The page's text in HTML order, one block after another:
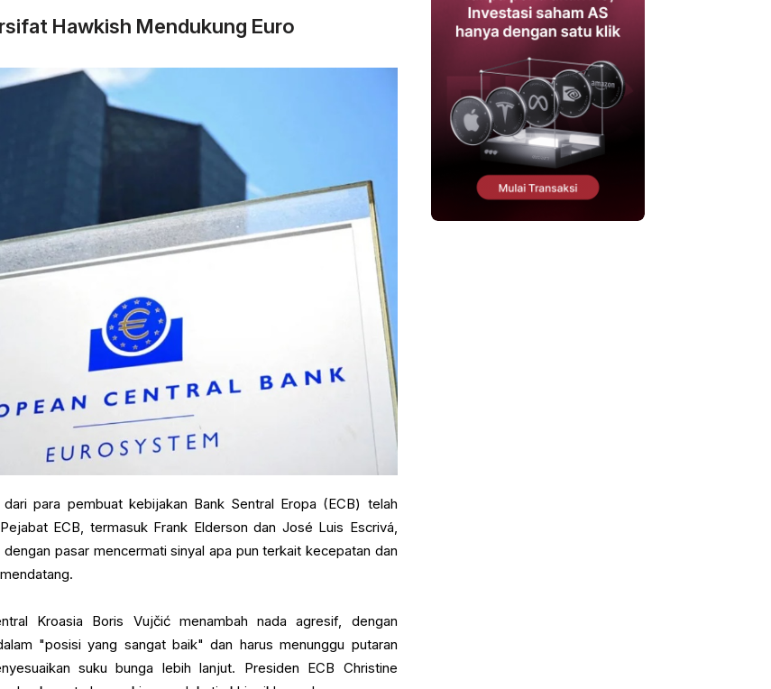
Hawkish Mendukung Euro
para pembuat kebijakan Bank Sentral Eropa (ECB) telah
ECB, termasuk Frank Elderson dan José Luis Escrivá,
pasar mencermati sinyal apa pun terkait kecepatan dan
Kroasia Boris Vujčić menambah nada agresif, dengan
"posisi yang sangat baik" dan harus menunggu putaran
suku bunga lebih lanjut. Presiden ECB Christine